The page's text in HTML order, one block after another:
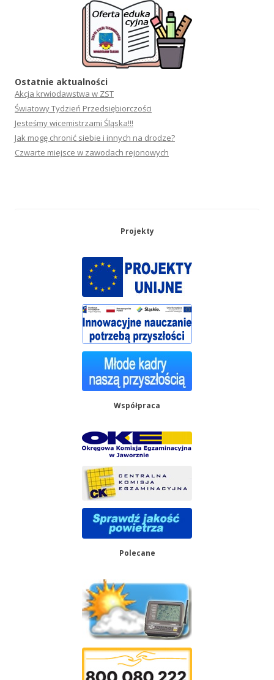
Ostatnie aktualności
Akcja krwiodawstwa w ZST
Światowy Tydzień Przedsiębiorczości
Jesteśmy wicemistrzami Śląska!!!
Jak mogę chronić siebie i innych na drodze?
Czwarte miejsce w zawodach rejonowych
Projekty
Współpraca
Polecane